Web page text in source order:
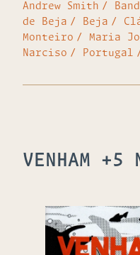
Andrew Smith
de Beja
Beja
Monteiro
Maria
Narciso
Portugal
VENHAM